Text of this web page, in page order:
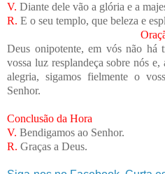
V. Diante dele vão a glória e a
R. E o seu templo, que beleza e
Deus onipotente, em vós não há
vossa luz resplandeça sobre nós
alegria, sigamos fielmente o
Senhor.
Conclusão da Hora
V. Bendigamos ao Senhor.
R. Graças a Deus.